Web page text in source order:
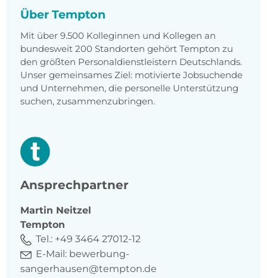
Über Tempton
Mit über 9.500 Kolleginnen und Kollegen an
bundesweit 200 Standorten gehört Tempton zu
den größten Personaldienstleistern Deutschlands.
Unser gemeinsames Ziel: motivierte Jobsuchende
und Unternehmen, die personelle Unterstützung
suchen, zusammenzubringen.
Ansprechpartner
Martin Neitzel
Tempton
Tel.: +49 3464 27012-12
E-Mail: bewerbung-
sangerhausen@tempton.de